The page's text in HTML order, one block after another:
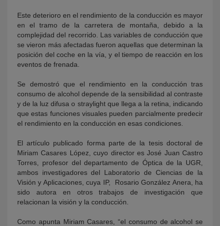
Este deterioro en el rendimiento de la conducción es mayor
en el tramo de la carretera de montaña, debido a la
complejidad del recorrido. Las variables de conducción que
se vieron más afectadas fueron aquellas que determinan la
posición del coche en la vía, y el tiempo de reacción en los
eventos de frenada.
Se demostró que el rendimiento en la conducción tras
consumo de alcohol depende de la sensibilidad al contraste
y de la luz difusa o straylight que llega a la retina, indicando
que estas funciones visuales pueden parcialmente predecir
el rendimiento en la conducción en esas condiciones.
El artículo publicado forma parte de la tesis doctoral de
Miriam Casares López, cuyo director es José Juan Castro
Torres, profesor del departamento de Óptica de la UGR,
ambos investigadores del Laboratorio de Ciencias de la
Visión y Aplicaciones, cuya IP, Rosario González Anera, ha
sido autora en otros trabajos de investigación que
relacionan la visión y la conducción.
Como apunta Miriam Casares, “el consumo de alcohol se